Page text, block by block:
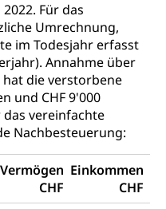
Für das
Umrechnung,
im Todesjahr erfasst
Annahme über
hat die verstorbene
und CHF 9'000
vereinfachte
Nachbesteuerung:
Vermögen
CHF
Einkommen
CHF